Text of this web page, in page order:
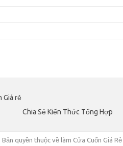
Giá rẻ
Chia Sẻ Kiến Thức Tổng Hợp
Bản quyền thuộc về làm Cửa Cuốn Giá Rẻ